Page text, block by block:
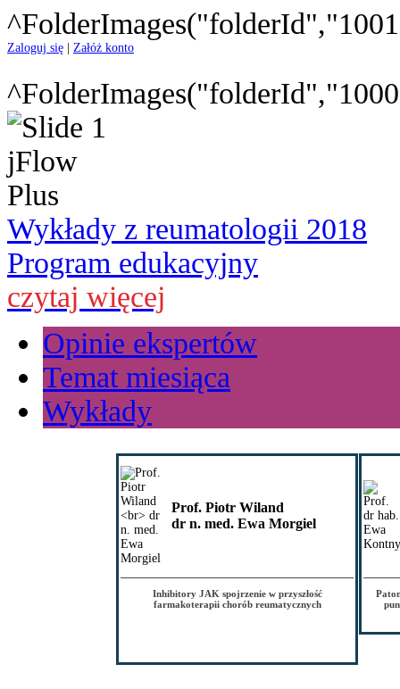
Zaloguj się Załóż konto
Wykłady z reumatologii 2018
Program edukacyjny
czytaj więcej
Opinie ekspertów
Temat miesiąca
Wykłady
Prof. Piotr Wiland
dr n. med. Ewa Morgiel
Inhibitory JAK spojrzenie w przyszłość
farmakoterapii chorób reumatycznych